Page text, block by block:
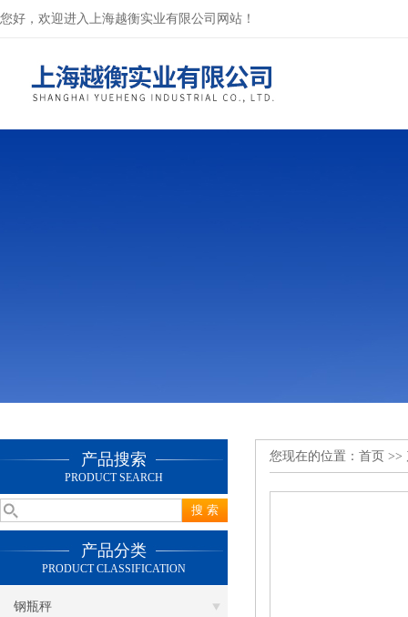
您好，欢迎进入上海越衡实业有限公司网站！
产品搜索
PRODUCT SEARCH
产品分类
PRODUCT CLASSIFICATION
钢瓶秤
您现在的位置： 首页 >>